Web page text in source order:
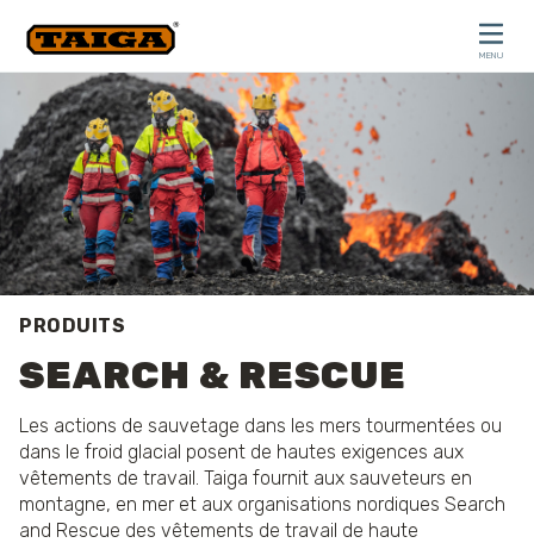
MENU
PRODUITS
SEARCH & RESCUE
Les actions de sauvetage dans les mers tourmentées ou
dans le froid glacial posent de hautes exigences aux
vêtements de travail. Taiga fournit aux sauveteurs en
montagne, en mer et aux organisations nordiques Search
and Rescue des vêtements de travail de haute